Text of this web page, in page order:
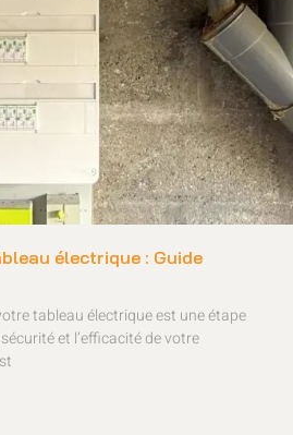
électrique : Guide
tableau électrique est une étape
et l’efficacité de votre